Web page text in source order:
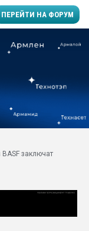
ПЕРЕЙТИ НА ФОРУМ
заводу пластмасс"
первый план в
заключат